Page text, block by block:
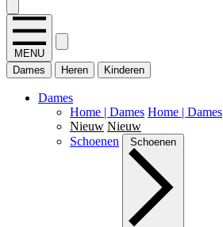
MENU
Dames
Heren Kinderen
Dames
Home | Dames Home | Dames
Nieuw Nieuw
Schoenen
Schoenen